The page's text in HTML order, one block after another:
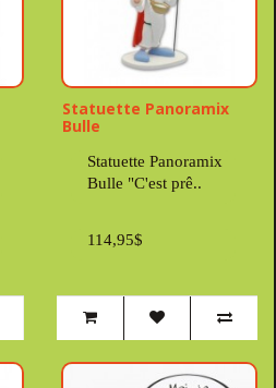
Statuette Panoramix
Bulle
Statuette Panoramix
Bulle "C'est prê..
114,95$